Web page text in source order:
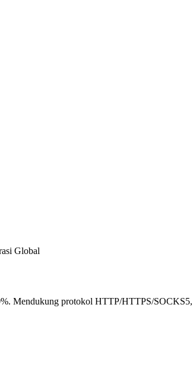
Global
Mendukung protokol HTTP/HTTPS/